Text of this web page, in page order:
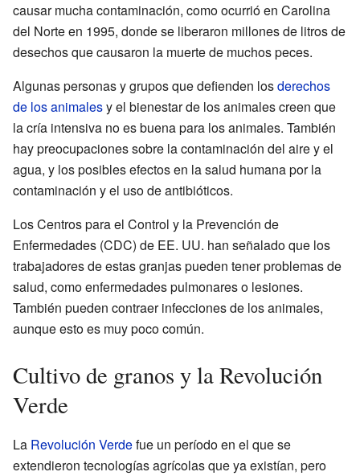
causar mucha contaminación, como ocurrió en Carolina
del Norte en 1995, donde se liberaron millones de litros de
desechos que causaron la muerte de muchos peces.
Algunas personas y grupos que defienden losderechos
de los animalesy el bienestar de los animales creen que
la cría intensiva no es buena para los animales. También
hay preocupaciones sobre la contaminación del aire y el
agua, y los posibles efectos en la salud humana por la
contaminación y el uso de antibióticos.
Los Centros para el Control y la Prevención de
Enfermedades (CDC) de EE. UU. han señalado que los
trabajadores de estas granjas pueden tener problemas de
salud, como enfermedades pulmonares o lesiones.
También pueden contraer infecciones de los animales,
aunque esto es muy poco común.
Cultivo de granos y la Revolución
Verde
La Revolución Verdefue un período en el que se
extendieron tecnologías agrícolas que ya existían, pero